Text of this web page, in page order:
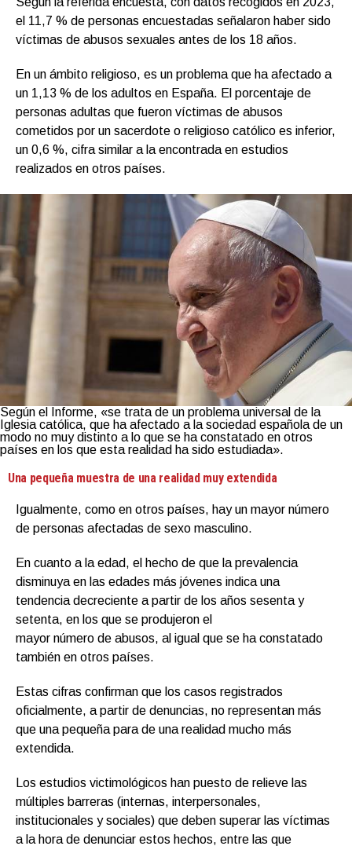
el 11,7 % de personas encuestadas señalaron haber sido
víctimas de abusos sexuales antes de los 18 años.
En un ámbito religioso, es un problema que ha afectado a
un 1,13 % de los adultos en España. El porcentaje de
personas adultas que fueron víctimas de abusos
cometidos por un sacerdote o religioso católico es inferior,
un 0,6 %, cifra similar a la encontrada en estudios
realizados en otros países.
Según el Informe, «se trata de un problema universal de la
Iglesia católica, que ha afectado a la sociedad española de un
modo no muy distinto a lo que se ha constatado en otros
países en los que esta realidad ha sido estudiada».
Una pequeña muestra de una realidad muy extendida
Igualmente, como en otros países, hay un mayor número
de personas afectadas de sexo masculino.
En cuanto a la edad, el hecho de que la prevalencia
disminuya en las edades más jóvenes indica una
tendencia decreciente a partir de los años sesenta y
setenta, en los que se produjeron el
mayor número de abusos, al igual que se ha constatado
también en otros países.
Estas cifras confirman que los casos registrados
oficialmente, a partir de denuncias, no representan más
que una pequeña para de una realidad mucho más
extendida.
Los estudios victimológicos han puesto de relieve las
múltiples barreras (internas, interpersonales,
institucionales y sociales) que deben superar las víctimas
a la hora de denunciar estos hechos, entre las que